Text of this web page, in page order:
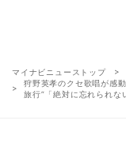
マイナビニューストップ
狩野英孝のクセ歌唱が感
旅行”「絶対に忘れられな